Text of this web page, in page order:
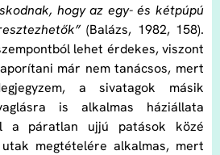
hogy az egy- és kétpúpú
(Balázs, 1982, 158).
lehet érdekes, viszont
már nem tanácsos, mert
a sivatagok másik
is alkalmas háziállata
a páratlan ujjú patások közé
megtételére alkalmas, mert